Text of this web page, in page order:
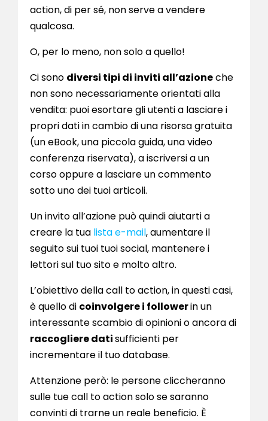
action, di per sé, non serve a vendere
qualcosa.
O, per lo meno, non solo a quello!
Ci sono diversi tipi di inviti all’azioneche
non sono necessariamente orientati alla
vendita: puoi esortare gli utenti a lasciare i
propri dati in cambio di una risorsa gratuita
(un eBook, una piccola guida, una video
conferenza riservata), a iscriversi a un
corso oppure a lasciare un commento
sotto uno dei tuoi articoli.
Un invito all’azione può quindi aiutarti a
creare la tua lista e-mail, aumentare il
seguito sui tuoi tuoi social, mantenere i
lettori sul tuo sito e molto altro.
L’obiettivo della call to action, in questi casi,
è quello di coinvolgere i followerin un
interessante scambio di opinioni o ancora di
raccogliere datisufficienti per
incrementare il tuo database.
Attenzione però: le persone cliccheranno
sulle tue call to action solo se saranno
convinti di trarne un reale beneficio. È